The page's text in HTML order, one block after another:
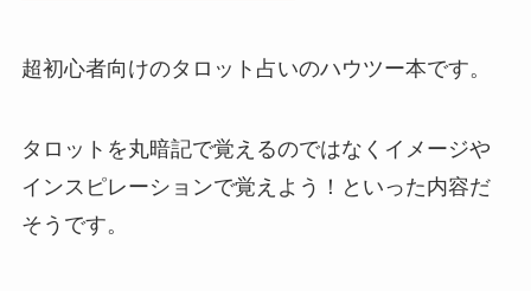
超初心者向けのタロット占いのハウツー本です。
タロットを丸暗記で覚えるのではなくイメージや
インスピレーションで覚えよう！といった内容だ
そうです。